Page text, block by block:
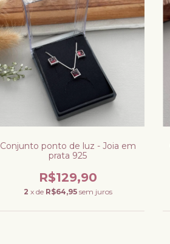
Conjunto ponto de luz - Joia em
prata 925
R$129,90
2 x de R$64,95 sem juros